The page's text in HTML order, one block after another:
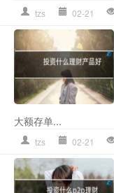
tzs 02-21
大额存单...
tzs 02-21